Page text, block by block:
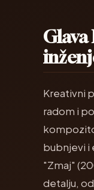
Kreativni
radom i
bubnjevi i
"Zmaj"
detalju,